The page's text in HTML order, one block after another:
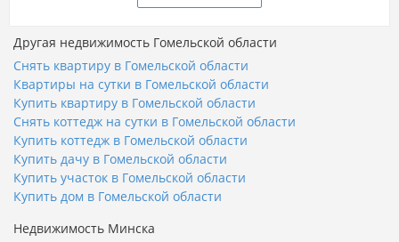
Другая недвижимость Гомельской области
Снять квартиру в Гомельской области
Квартиры на сутки в Гомельской области
Купить квартиру в Гомельской области
Снять коттедж на сутки в Гомельской области
Купить коттедж в Гомельской области
Купить дачу в Гомельской области
Купить участок в Гомельской области
Купить дом в Гомельской области
Недвижимость Минска